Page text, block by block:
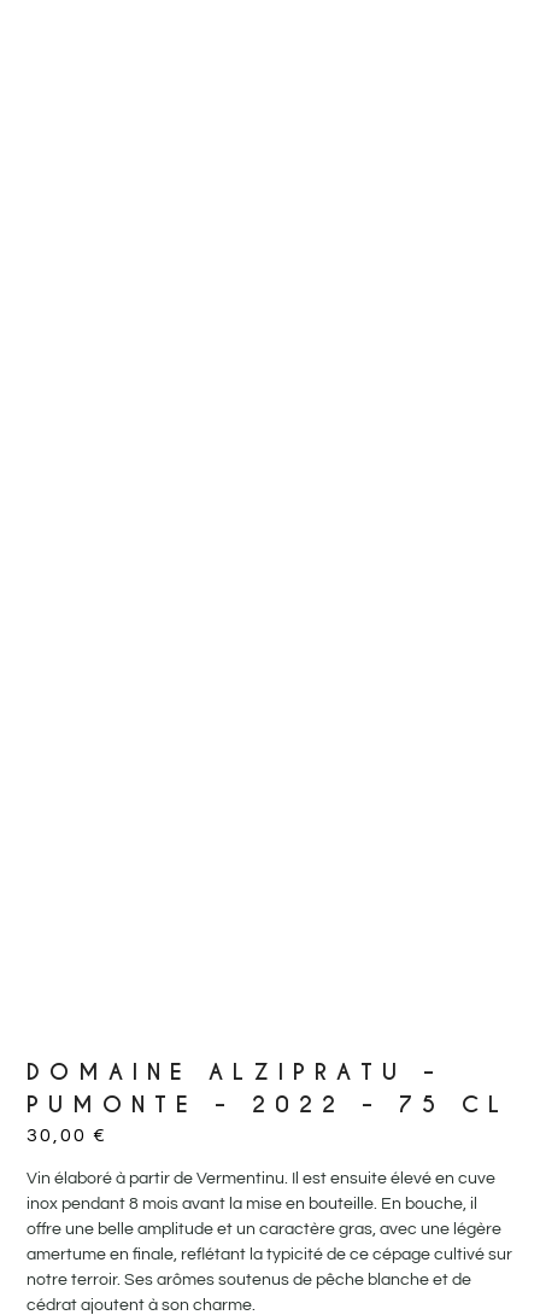
DOMAINE ALZIPRATU –
PUMONTE – 2022 – 75 CL
30,00€
Vin élaboré à partir de Vermentinu. Il est ensuite élevé en cuve
inox pendant 8 mois avant la mise en bouteille. En bouche, il
offre une belle amplitude et un caractère gras, avec une légère
amertume en finale, reflétant la typicité de ce cépage cultivé sur
notre terroir. Ses arômes soutenus de pêche blanche et de
cédrat ajoutent à son charme.